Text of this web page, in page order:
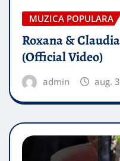
MUZICA POPULARA
Roxana &
(Official Video)
admin aug.